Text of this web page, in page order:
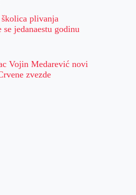
školica plivanja
se jedanaestu godinu
Vojin Medarević novi
zvezde